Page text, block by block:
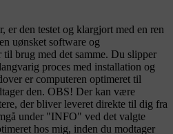
er den testet og klargjort med en ren
uønsket software og
brug med det samme. Du slipper
proces med installation og
er computeren optimeret til
den. OBS! Der kan være
der bliver leveret direkte til dig fra
under "INFO" ved det valgte
hos mig, inden du modtager